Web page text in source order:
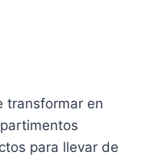
transformar en
para llevar de